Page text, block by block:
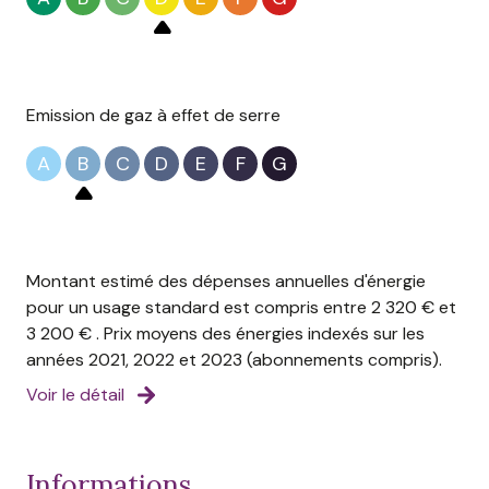
DPE: D (213 kWh/m²/an) / B (7 kgCO²/m²/an)
Nombre de lots: NC / Pas de procédure en cours à
notre connaissance
Honoraires d'agence à la charge du vendeur
Les informations sur les risques auxquels le bien est
Emission de gaz à effet de serre
A B C D E F G
Montant estimé des dépenses annuelles d'énergie
pour un usage standard est compris entre 2 320 € et
3 200 € . Prix moyens des énergies indexés sur les
années 2021, 2022 et 2023 (abonnements compris).
Voir le détail